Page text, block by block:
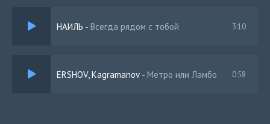
НАИЛЬ - Всегда рядом с тобой 3:10
ERSHOV, Kagramanov - Метро или Ламбо 0:58